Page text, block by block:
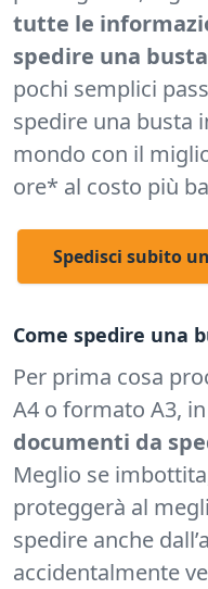
tutte le
spedire una
pochi semplici
spedire una busta
mondo con il
ore* al costo più
Spedisci subito
Come spedire una
Per prima cosa
A4 o formato A3,
documenti da
Meglio se
proteggerà al
spedire anche
accidentalmente